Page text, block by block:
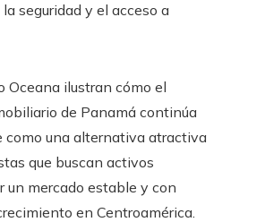
seguridad y el acceso a
Oceana ilustran cómo el
de Panamá continúa
como una alternativa atractiva
que buscan activos
un mercado estable y con
en Centroamérica.